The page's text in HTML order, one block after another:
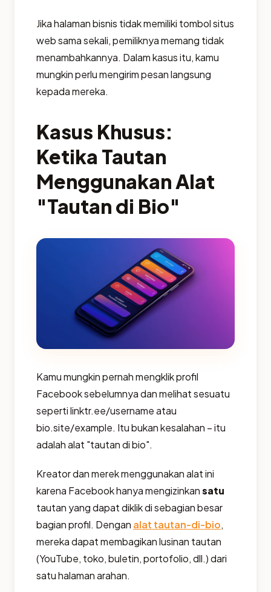
Jika halaman bisnis tidak memiliki tombol situs
web sama sekali, pemiliknya memang tidak
menambahkannya. Dalam kasus itu, kamu
mungkin perlu mengirim pesan langsung
kepada mereka.
Kasus Khusus:
Ketika Tautan
Menggunakan Alat
"Tautan di Bio"
Kamu mungkin pernah mengklik profil
Facebook sebelumnya dan melihat sesuatu
seperti linktr.ee/username atau
bio.site/example. Itu bukan kesalahan – itu
adalah alat "tautan di bio".
Kreator dan merek menggunakan alat ini
karena Facebook hanya mengizinkansatu
tautan yang dapat diklik di sebagian besar
bagian profil. Dengan alat tautan-di-bio,
mereka dapat membagikan lusinan tautan
(YouTube, toko, buletin, portofolio, dll.) dari
satu halaman arahan.